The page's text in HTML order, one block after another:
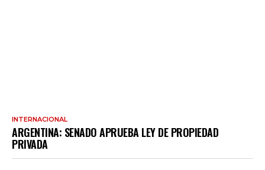
INTERNACIONAL
ARGENTINA: SENADO APRUEBA LEY DE PROPIEDAD
PRIVADA